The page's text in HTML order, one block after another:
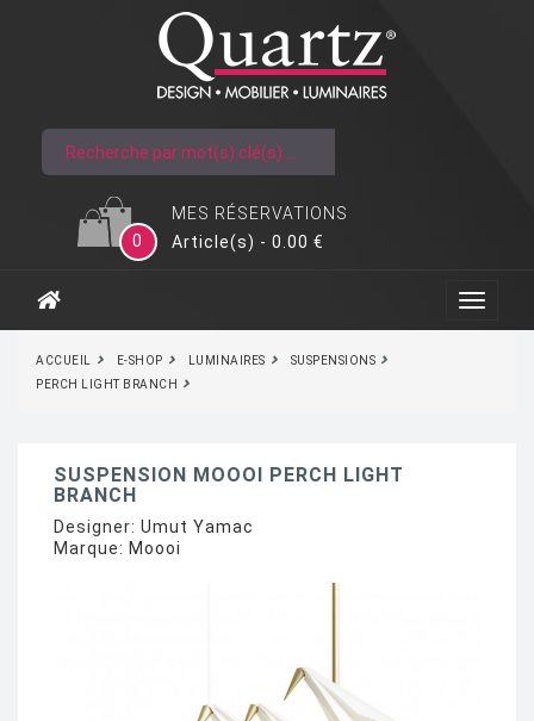
MES RÉSERVATIONS
0
Article(s) - 0.00 €
ACCUEIL E-SHOP LUMINAIRES
SUSPENSIONS
PERCH LIGHT BRANCH
SUSPENSION MOOOI PERCH LIGHT
BRANCH
Designer: Umut Yamac
Marque: Moooi